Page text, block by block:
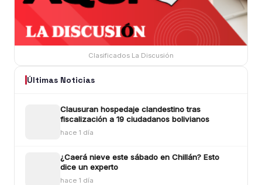
Clasificados La Discusión
Últimas Noticias
Clausuran hospedaje clandestino tras
fiscalización a 19 ciudadanos bolivianos
hace 1 día
¿Caerá nieve este sábado en Chillán? Esto
dice un experto
hace 1 día